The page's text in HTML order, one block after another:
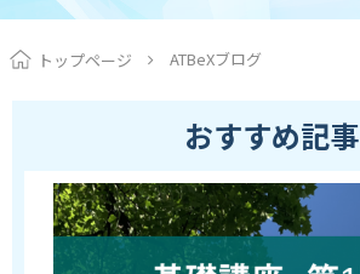
トップページ ATBeXブログ
おすすめ記事